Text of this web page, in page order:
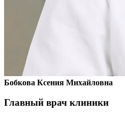
Бобкова Ксения Михайловна
Главный врач клиники